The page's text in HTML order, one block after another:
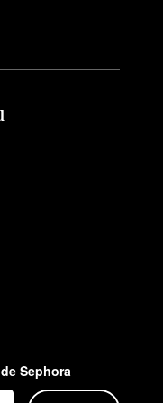
Sephora